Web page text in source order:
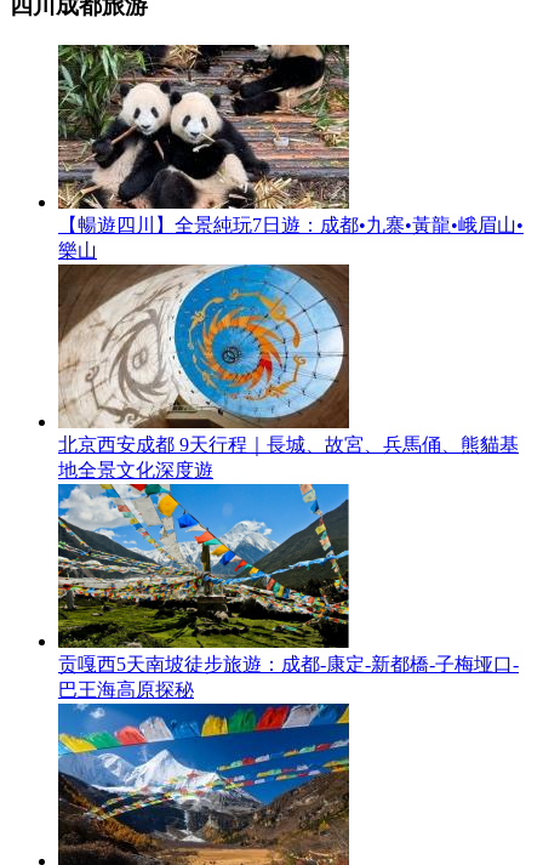
四川成都旅游
【暢遊四川】全景純玩7日遊：成都•九寨•黃龍•峨眉山•
樂山
北京西安成都 9天行程｜長城、故宮、兵馬俑、熊貓基
地全景文化深度遊
贡嘎西5天南坡徒步旅遊：成都-康定-新都橋-子梅垭口-
巴王海高原探秘